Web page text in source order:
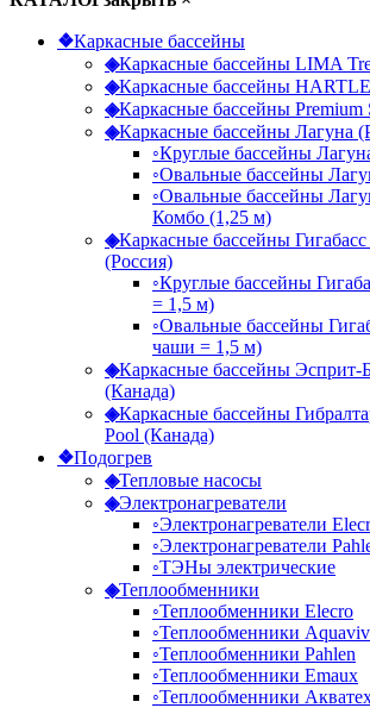
❖Каркасные бассейны
◈Каркасные бассейны LIMA
◈Каркасные бассейны
◈Каркасные бассейны
◈Каркасные бассейны Лагуна
◦Круглые бассейны
◦Овальные бассейны
◦Овальные бассейны
Комбо (1,25 м)
◈Каркасные бассейны
(Россия)
◦Круглые бассейны
= 1,5 м)
◦Овальные бассейны
чаши = 1,5 м)
◈Каркасные бассейны Эсприт-
(Канада)
◈Каркасные бассейны
Pool (Канада)
❖Подогрев
◈Тепловые насосы
◈Электронагреватели
◦Электронагреватели
◦Электронагреватели
◦ТЭНы электрические
◈Теплообменники
◦Теплообменники Elecro
◦Теплообменники
◦Теплообменники Pahlen
◦Теплообменники Emaux
◦Теплообменники